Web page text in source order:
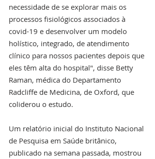
necessidade de se explorar mais os
processos fisiológicos associados à
covid-19 e desenvolver um modelo
holístico, integrado, de atendimento
clínico para nossos pacientes depois que
eles têm alta do hospital", disse Betty
Raman, médica do Departamento
Radcliffe de Medicina, de Oxford, que
coliderou o estudo.
Um relatório inicial do Instituto Nacional
de Pesquisa em Saúde britânico,
publicado na semana passada, mostrou